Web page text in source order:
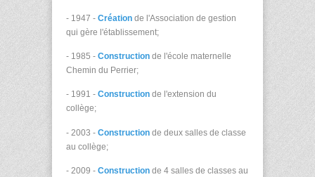
- 1947 - Création de l'Association de gestion
qui gère l'établissement;
- 1985 - Construction de l'école maternelle
Chemin du Perrier;
- 1991 - Construction de l'extension du
collège;
- 2003 - Construction de deux salles de classe
au collège;
- 2009 - Construction de 4 salles de classes au